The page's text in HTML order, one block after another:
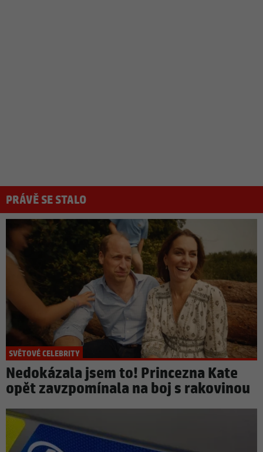
PRÁVĚ SE STALO
SVĚTOVÉ CELEBRITY
Nedokázala jsem to! Princezna Kate
opět zavzpomínala na boj s rakovinou